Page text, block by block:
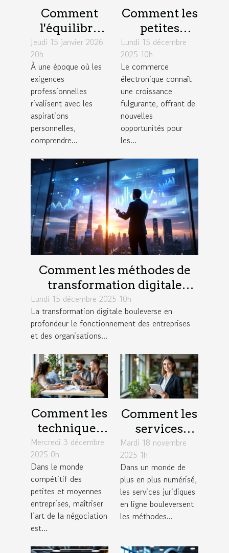
Comment
l'équilibre
travail-vie
personnelle
influence la
créativité?
Jeudi 15 janvier 2026
20h
À une époque où les
exigences
professionnelles
rivalisent avec les
aspirations
personnelles,
comprendre...
Comment les
petites
entreprises
peuvent
exploiter les
tendances du
commerce
électronique
?
Lundi 15 décembre
2025 10h
Le commerce
électronique connaît
une croissance
fulgurante, offrant de
nouvelles
opportunités pour
les...
Comment les méthodes de
transformation digitale
influencent-elles la
productivité?
Lundi 15 décembre 2025 10h
La transformation digitale bouleverse en
profondeur le fonctionnement des entreprises
et des organisations...
Comment les
techniques
de
négociation
influencent-
elles le
succès des
PME ?
Mercredi 3 décembre
2025 0h
Dans le monde
compétitif des
petites et moyennes
entreprises, maîtriser
l’art de la négociation
est...
Comment les
services
juridiques en
ligne
modernisent-
ils l'accès à la
justice ?
Mardi 18 novembre
2025 1h
Dans un monde de
plus en plus numérisé,
les services juridiques
en ligne bouleversent
les méthodes...